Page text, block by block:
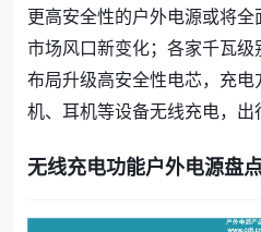
更高安全性的户外电源或将
市场风口新变化；各家千瓦
布局升级高安全性电芯，充
机、耳机等设备无线充电，出
无线充电功能户外电源盘